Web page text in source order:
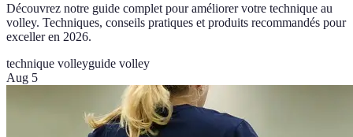
Découvrez notre guide complet pour améliorer votre technique au
volley. Techniques, conseils pratiques et produits recommandés pour
exceller en 2026.
technique volleyguide volley
Aug 5